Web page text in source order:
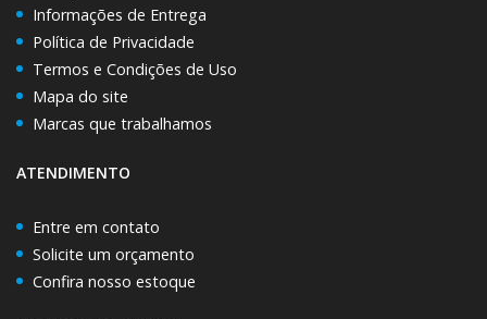
Informações de Entrega
Política de Privacidade
Termos e Condições de Uso
Mapa do site
Marcas que trabalhamos
ATENDIMENTO
Entre em contato
Solicite um orçamento
Confira nosso estoque